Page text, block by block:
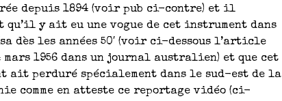
depuis 1894 (voir pub ci-contre) et il
qu’il y ait eu une vogue de cet instrument dans
dès les années 50′ (voir ci-dessous l’article
1956 dans un journal australien) et que cet
ait perduré spécialement dans le sud-est de la
comme en atteste ce reportage vidéo (ci-